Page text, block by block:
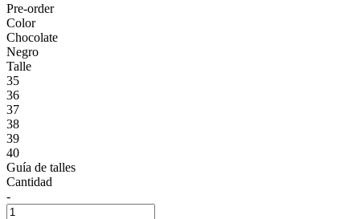
Pre-order
Color
Chocolate
Negro
Talle
35
36
37
38
39
40
Guía de talles
Cantidad
-